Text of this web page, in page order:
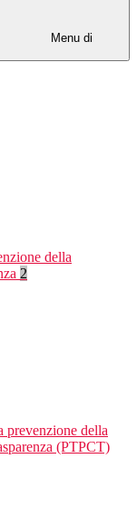
Menu di
della
2
prevenzione della
(PTPCT)